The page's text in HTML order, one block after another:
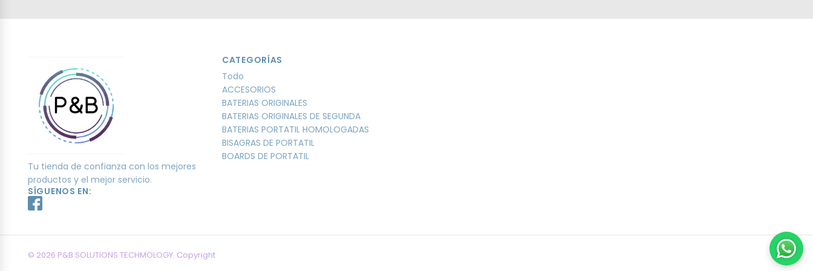
Tu tienda de confianza con los mejores
productos y el mejor servicio.
SÍGUENOS EN:
CATEGORÍAS
Todo
ACCESORIOS
BATERIAS ORIGINALES
BATERIAS ORIGINALES DE SEGUNDA
BATERIAS PORTATIL HOMOLOGADAS
BISAGRAS DE PORTATIL
BOARDS DE PORTATIL
© 2026 P&B SOLUTIONS TECHMOLOGY. Copyright